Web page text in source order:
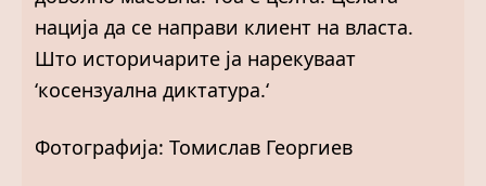
нација да се направи клиент на власта.
Што историчарите ја нарекуваат
‘косензуална диктатура.‘
Фотографија: Томислав Георгиев